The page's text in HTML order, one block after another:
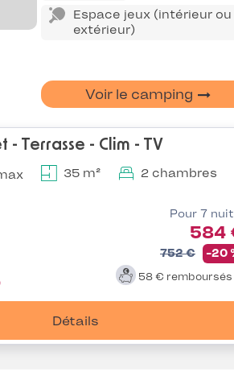
Espace jeux (intérieur ou
extérieur)
Voir le camping
- Terrasse - Clim - TV
35 m² 2 chambres
Pour 7
584
752 € -20
58 € remboursés
Détails